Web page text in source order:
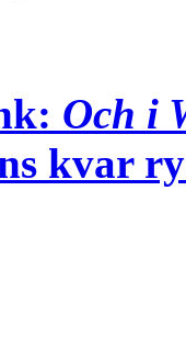
Och i
kvar